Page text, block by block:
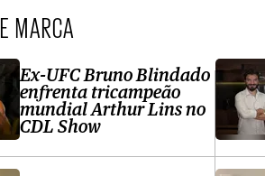
MARCA
Ex-UFC Bruno Blindado
enfrenta tricampeão
mundial Arthur Lins no
CDL Show